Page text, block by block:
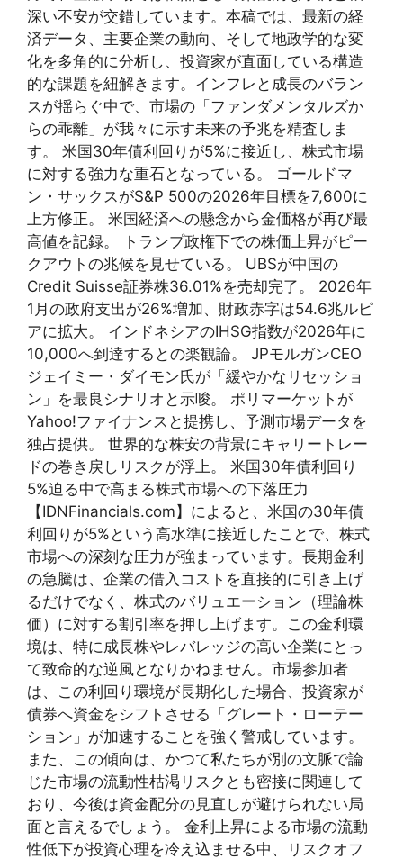
深い不安が交錯しています。本稿では、最新の経
済データ、主要企業の動向、そして地政学的な変
化を多角的に分析し、投資家が直面している構造
的な課題を紐解きます。インフレと成長のバラン
スが揺らぐ中で、市場の「ファンダメンタルズか
らの乖離」が我々に示す未来の予兆を精査しま
す。 米国30年債利回りが5%に接近し、株式市場
に対する強力な重石となっている。 ゴールドマ
ン・サックスがS&P 500の2026年目標を7,600に
上方修正。 米国経済への懸念から金価格が再び最
高値を記録。 トランプ政権下での株価上昇がピー
クアウトの兆候を見せている。 UBSが中国の
Credit Suisse証券株36.01%を売却完了。 2026年
1月の政府支出が26%増加、財政赤字は54.6兆ルピ
アに拡大。 インドネシアのIHSG指数が2026年に
10,000へ到達するとの楽観論。 JPモルガンCEO
ジェイミー・ダイモン氏が「緩やかなリセッショ
ン」を最良シナリオと示唆。 ポリマーケットが
Yahoo!ファイナンスと提携し、予測市場データを
独占提供。 世界的な株安の背景にキャリートレー
ドの巻き戻しリスクが浮上。 米国30年債利回り
5%迫る中で高まる株式市場への下落圧力
【IDNFinancials.com】によると、米国の30年債
利回りが5%という高水準に接近したことで、株式
市場への深刻な圧力が強まっています。長期金利
の急騰は、企業の借入コストを直接的に引き上げ
るだけでなく、株式のバリュエーション（理論株
価）に対する割引率を押し上げます。この金利環
境は、特に成長株やレバレッジの高い企業にとっ
て致命的な逆風となりかねません。市場参加者
は、この利回り環境が長期化した場合、投資家が
債券へ資金をシフトさせる「グレート・ローテー
ション」が加速することを強く警戒しています。
また、この傾向は、かつて私たちが別の文脈で論
じた市場の流動性枯渇リスクとも密接に関連して
おり、今後は資金配分の見直しが避けられない局
面と言えるでしょう。 金利上昇による市場の流動
性低下が投資心理を冷え込ませる中、リスクオフ